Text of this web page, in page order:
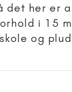
det her er
i 15
og